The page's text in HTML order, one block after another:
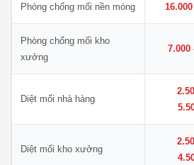
Phòng chống mối nền móng
Phòng chống mối kho
xưởng
7.000
Diệt mối nhà hàng
Diệt mối kho xưởng